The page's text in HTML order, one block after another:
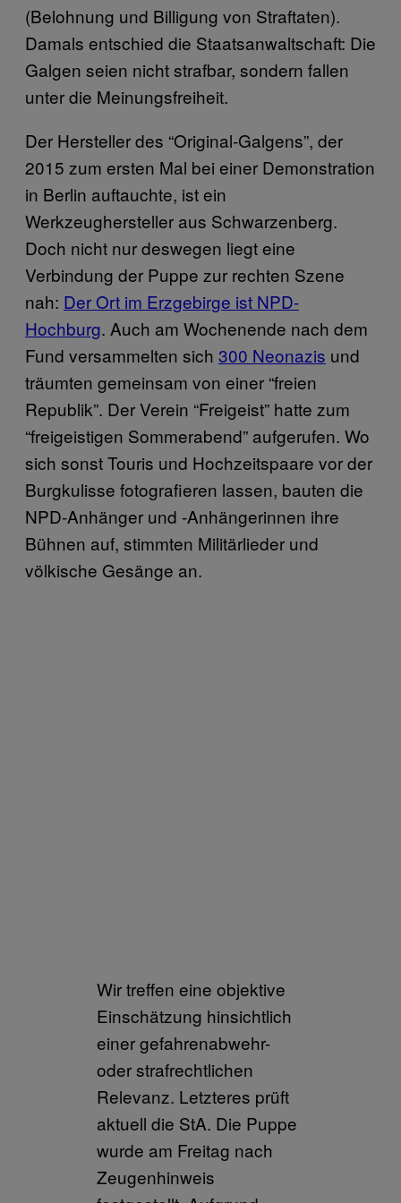
(Belohnung und Billigung von Straftaten).
Damals entschied die Staatsanwaltschaft: Die
Galgen seien nicht strafbar, sondern fallen
unter die Meinungsfreiheit.
Der Hersteller des “Original-Galgens”, der
2015 zum ersten Mal bei einer Demonstration
in Berlin auftauchte, ist ein
Werkzeughersteller aus Schwarzenberg.
Doch nicht nur deswegen liegt eine
Verbindung der Puppe zur rechten Szene
nah: Der Ort im Erzgebirge ist NPD-
Hochburg. Auch am Wochenende nach dem
Fund versammelten sich 300 Neonazis und
träumten gemeinsam von einer “freien
Republik”. Der Verein “Freigeist” hatte zum
“freigeistigen Sommerabend” aufgerufen. Wo
sich sonst Touris und Hochzeitspaare vor der
Burgkulisse fotografieren lassen, bauten die
NPD-Anhänger und -Anhängerinnen ihre
Bühnen auf, stimmten Militärlieder und
völkische Gesänge an.
Wir treffen eine objektive
Einschätzung hinsichtlich
einer gefahrenabwehr-
oder strafrechtlichen
Relevanz. Letzteres prüft
aktuell die StA. Die Puppe
wurde am Freitag nach
Zeugenhinweis